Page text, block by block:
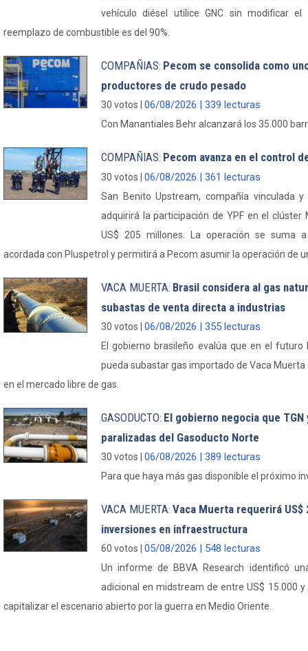
vehículo diésel utilice GNC sin modificar
reemplazo de combustible es del 90%.
COMPAÑIAS: Pecom se consolida como
productores de crudo pesado
30 votos | 06/08/2026 | 339 lecturas
Con Manantiales Behr alcanzará los 35.000
COMPAÑIAS: Pecom avanza en el control
30 votos | 06/08/2026 | 361 lecturas
San Benito Upstream, compañía vinculada
adquirirá la participación de YPF en el clúster
US$ 205 millones. La operación se suma
acordada con Pluspetrol y permitirá a Pecom asumir la operación de
VACA MUERTA: Brasil considera al gas
subastas de venta directa a industrias
30 votos | 06/08/2026 | 355 lecturas
El gobierno brasileño evalúa que en el
pueda subastar gas importado de Vaca
en el mercado libre de gas.
GASODUCTO: El gobierno negocia que
paralizadas del Gasoducto Norte
30 votos | 06/08/2026 | 389 lecturas
Para que haya más gas disponible el próximo
VACA MUERTA: Vaca Muerta requerirá US$
inversiones en infraestructura
60 votos | 05/08/2026 | 548 lecturas
Un informe de BBVA Research identificó
adicional en midstream de entre US$ 15.000
capitalizar el escenario abierto por la guerra en Medio Oriente.